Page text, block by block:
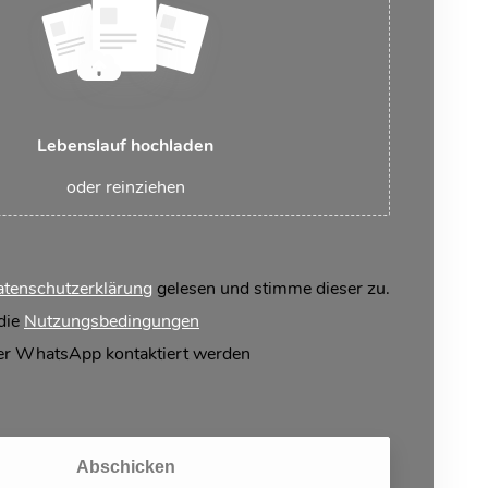
Lebenslauf hochladen
oder reinziehen
gelesen und stimme dieser zu.
Nutzungsbedingungen
WhatsApp kontaktiert werden
Abschicken